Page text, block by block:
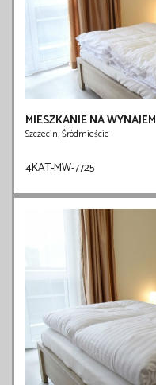
MIESZKANIE NA WYNAJEM
Szczecin, Śródmieście
4KAT-MW-7725